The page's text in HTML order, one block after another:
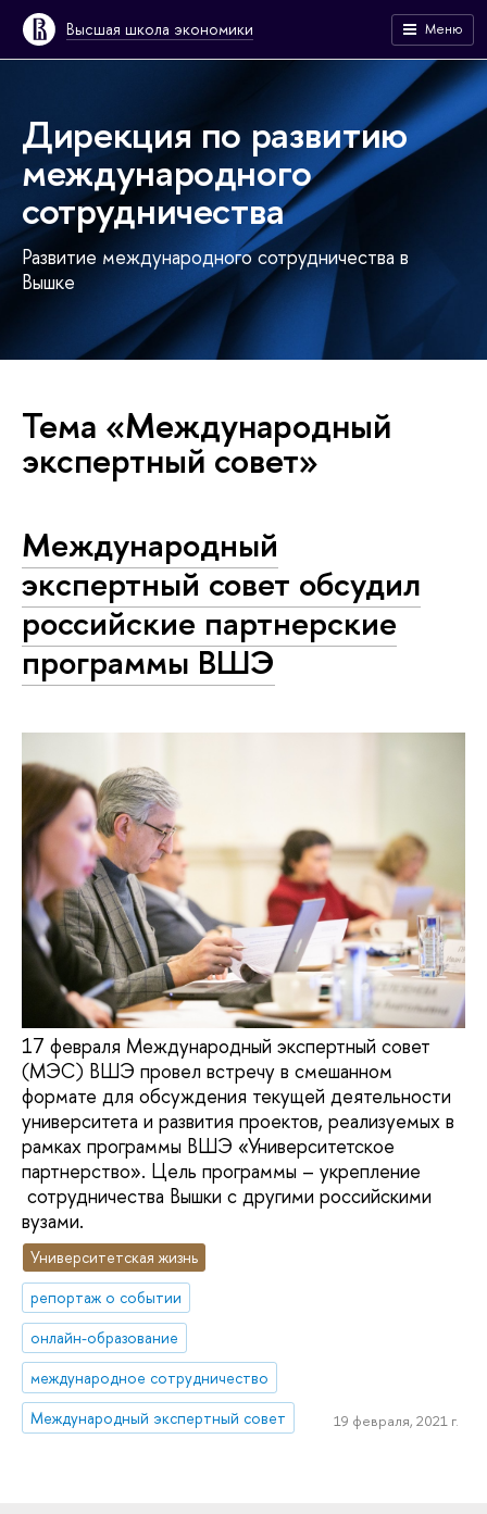
Высшая школа экономики Меню
Дирекция по развитию
международного
сотрудничества
Развитие международного сотрудничества в
Вышке
Тема «Международный
экспертный совет»
Международный
экспертный совет обсудил
российские партнерские
программы ВШЭ
17 февраля Международный экспертный совет
(МЭС) ВШЭ провел встречу в смешанном
формате для обсуждения текущей деятельности
университета и развития проектов, реализуемых в
рамках программы ВШЭ «Университетское
партнерство». Цель программы – укрепление
сотрудничества Вышки с другими российскими
вузами.
Университетская жизнь
репортаж о событии
онлайн-образование
международное сотрудничество
Международный экспертный совет
19 февраля, 2021 г.